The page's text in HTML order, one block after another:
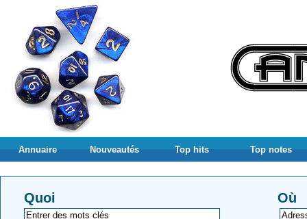
Annuaire Nouveautés Top hits Top notes
Quoi Où